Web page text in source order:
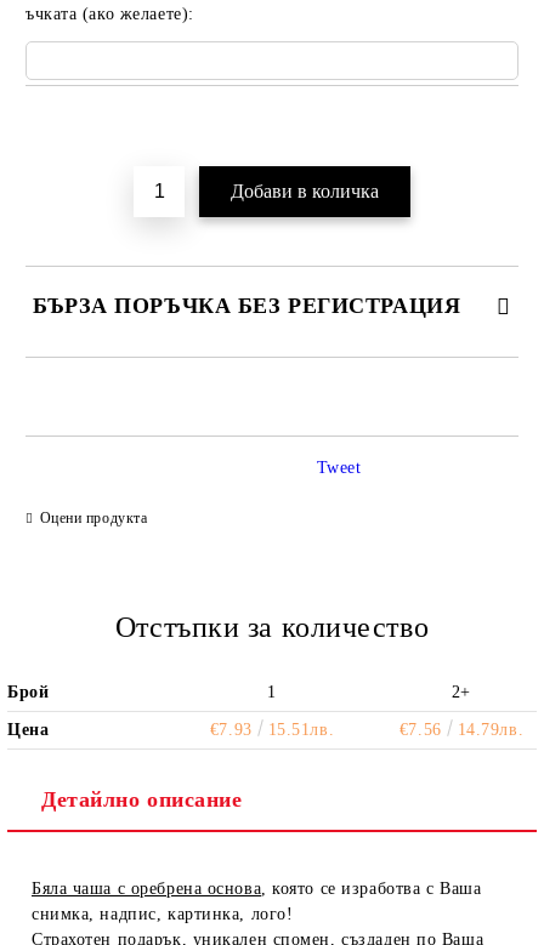
ъчката (ако желаете):
БЪРЗА ПОРЪЧКА БЕЗ РЕГИСТРАЦИЯ
Оцени продукта
Tweet
Отстъпки за количество
Брой 1 2+
Цена €7.93 15.51лв. €7.56 14.79лв.
Детайлно описание
Бяла чаша с оребрена основа, която се изработва с Ваша
снимка, надпис, картинка, лого!
Страхотен подарък, уникален спомен, създаден по Ваша